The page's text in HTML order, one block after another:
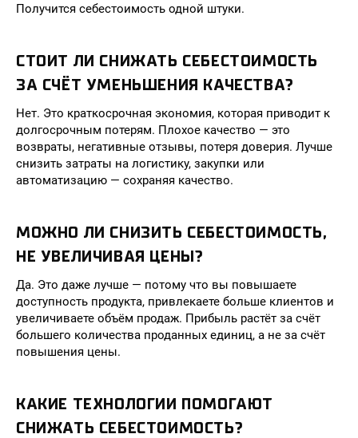
Получится себестоимость одной штуки.
СТОИТ ЛИ СНИЖАТЬ СЕБЕСТОИМОСТЬ
ЗА СЧЁТ УМЕНЬШЕНИЯ КАЧЕСТВА?
Нет. Это краткосрочная экономия, которая приводит к
долгосрочным потерям. Плохое качество — это
возвраты, негативные отзывы, потеря доверия. Лучше
снизить затраты на логистику, закупки или
автоматизацию — сохраняя качество.
МОЖНО ЛИ СНИЗИТЬ СЕБЕСТОИМОСТЬ,
НЕ УВЕЛИЧИВАЯ ЦЕНЫ?
Да. Это даже лучше — потому что вы повышаете
доступность продукта, привлекаете больше клиентов и
увеличиваете объём продаж. Прибыль растёт за счёт
большего количества проданных единиц, а не за счёт
повышения цены.
КАКИЕ ТЕХНОЛОГИИ ПОМОГАЮТ
СНИЖАТЬ СЕБЕСТОИМОСТЬ?